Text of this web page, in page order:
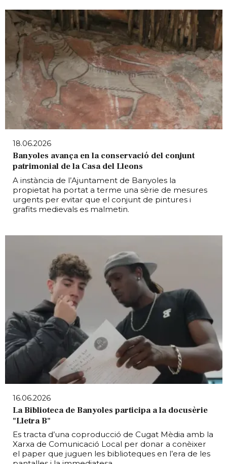
18.06.2026
Banyoles avança en la conservació del conjunt
patrimonial de la Casa del Lleons
A instància de l’Ajuntament de Banyoles la
propietat ha portat a terme una sèrie de mesures
urgents per evitar que el conjunt de pintures i
grafits medievals es malmetin.
16.06.2026
La Biblioteca de Banyoles participa a la docusèrie
"Lletra B"
Es tracta d’una coproducció de Cugat Mèdia amb la
Xarxa de Comunicació Local per donar a conèixer
el paper que juguen les biblioteques en l’era de les